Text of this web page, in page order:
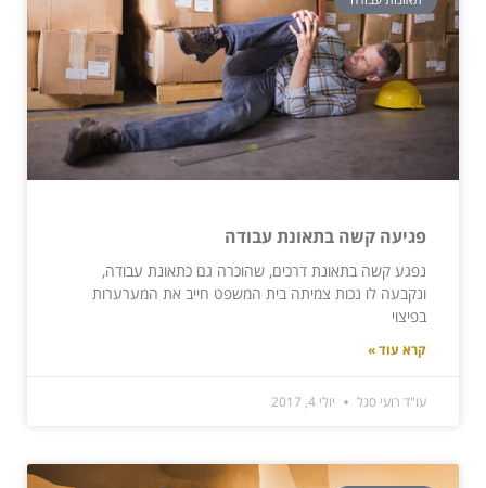
פגיעה קשה בתאונת עבודה
נפגע קשה בתאונת דרכים, שהוכרה גם כתאונת עבודה,
ונקבעה לו נכות צמיתה בית המשפט חייב את המערערות
בפיצוי
קרא עוד »
עו"ד רועי סגל יולי 4, 2017